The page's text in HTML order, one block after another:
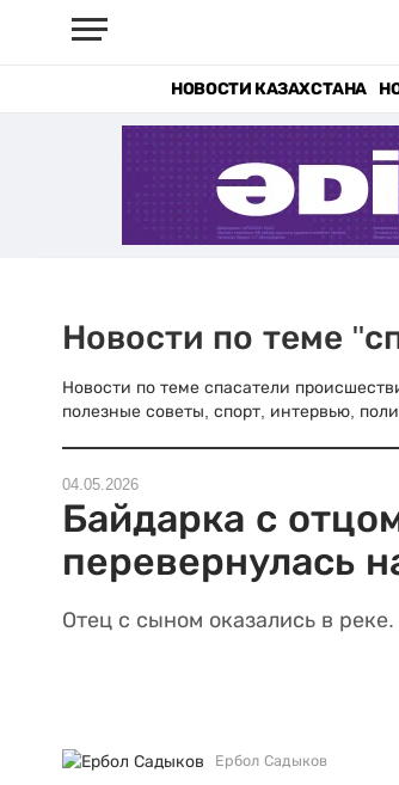
НОВОСТИ КАЗАХСТАНА
Новости по теме
Новости по теме спасатели
полезные советы, спорт, интервью,
04.05.2026
Байдарка с
перевернулась
Отец с сыном оказались в реке.
Ербол Садыков